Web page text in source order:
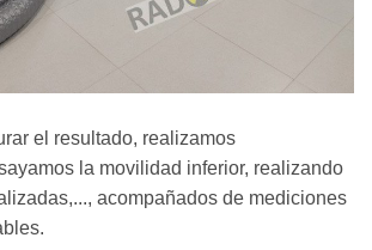
el resultado, realizamos
la movilidad inferior, realizando
acompañados de mediciones